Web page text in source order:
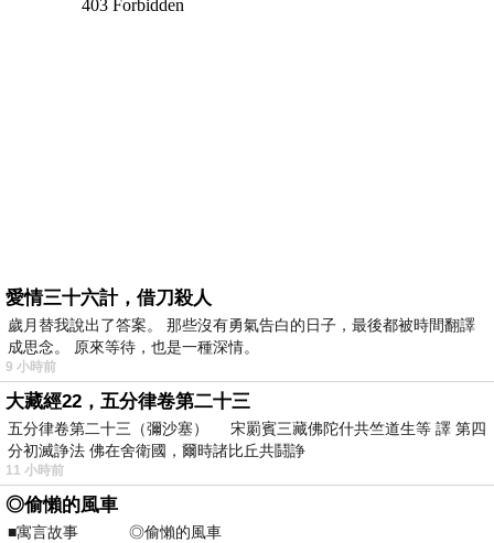
愛情三十六計，借刀殺人
歲月替我說出了答案。 那些沒有勇氣告白的日子，最後都被時間翻譯
成思念。 原來等待，也是一種深情。
9 小時前
大藏經22，五分律卷第二十三
五分律卷第二十三（彌沙塞） 宋罽賓三藏佛陀什共竺道生等 譯 第四
分初滅諍法 佛在舍衛國，爾時諸比丘共鬪諍
11 小時前
◎偷懶的風車
■寓言故事 ◎偷懶的風車